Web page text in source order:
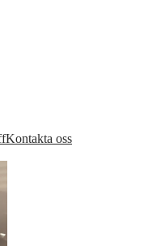
Kontakta oss